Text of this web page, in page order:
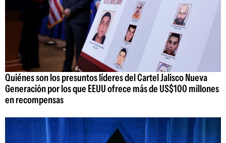
Quiénes son los presuntos líderes del Cartel Jalisco Nueva
Generación por los que EEUU ofrece más de US$100 millones
en recompensas